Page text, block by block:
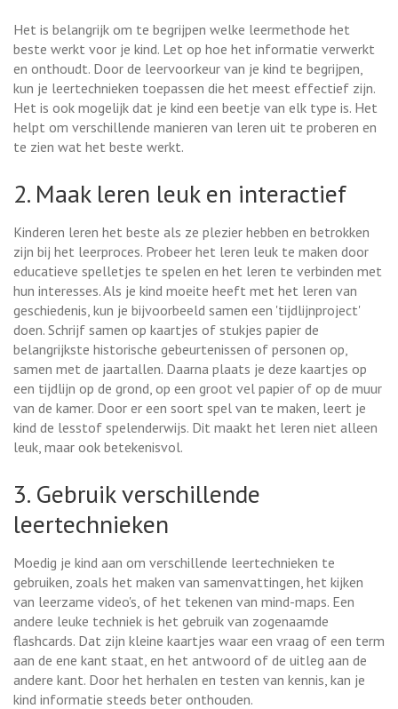
Het is belangrijk om te begrijpen welke leermethode het
beste werkt voor je kind. Let op hoe het informatie verwerkt
en onthoudt. Door de leervoorkeur van je kind te begrijpen,
kun je leertechnieken toepassen die het meest effectief zijn.
Het is ook mogelijk dat je kind een beetje van elk type is. Het
helpt om verschillende manieren van leren uit te proberen en
te zien wat het beste werkt.
2. Maak leren leuk en interactief
Kinderen leren het beste als ze plezier hebben en betrokken
zijn bij het leerproces. Probeer het leren leuk te maken door
educatieve spelletjes te spelen en het leren te verbinden met
hun interesses. Als je kind moeite heeft met het leren van
geschiedenis, kun je bijvoorbeeld samen een 'tijdlijnproject'
doen. Schrijf samen op kaartjes of stukjes papier de
belangrijkste historische gebeurtenissen of personen op,
samen met de jaartallen. Daarna plaats je deze kaartjes op
een tijdlijn op de grond, op een groot vel papier of op de muur
van de kamer. Door er een soort spel van te maken, leert je
kind de lesstof spelenderwijs. Dit maakt het leren niet alleen
leuk, maar ook betekenisvol.
3. Gebruik verschillende
leertechnieken
Moedig je kind aan om verschillende leertechnieken te
gebruiken, zoals het maken van samenvattingen, het kijken
van leerzame video's, of het tekenen van mind-maps. Een
andere leuke techniek is het gebruik van zogenaamde
flashcards. Dat zijn kleine kaartjes waar een vraag of een term
aan de ene kant staat, en het antwoord of de uitleg aan de
andere kant. Door het herhalen en testen van kennis, kan je
kind informatie steeds beter onthouden.